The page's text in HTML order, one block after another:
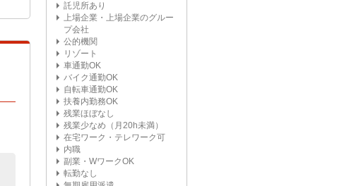
託児所あり
上場企業・上場企業のグルー
プ会社
公的機関
リゾート
車通勤OK
バイク通勤OK
自転車通勤OK
扶養内勤務OK
残業ほぼなし
残業少なめ（月20h未満）
在宅ワーク・テレワーク可
内職
副業・WワークOK
転勤なし